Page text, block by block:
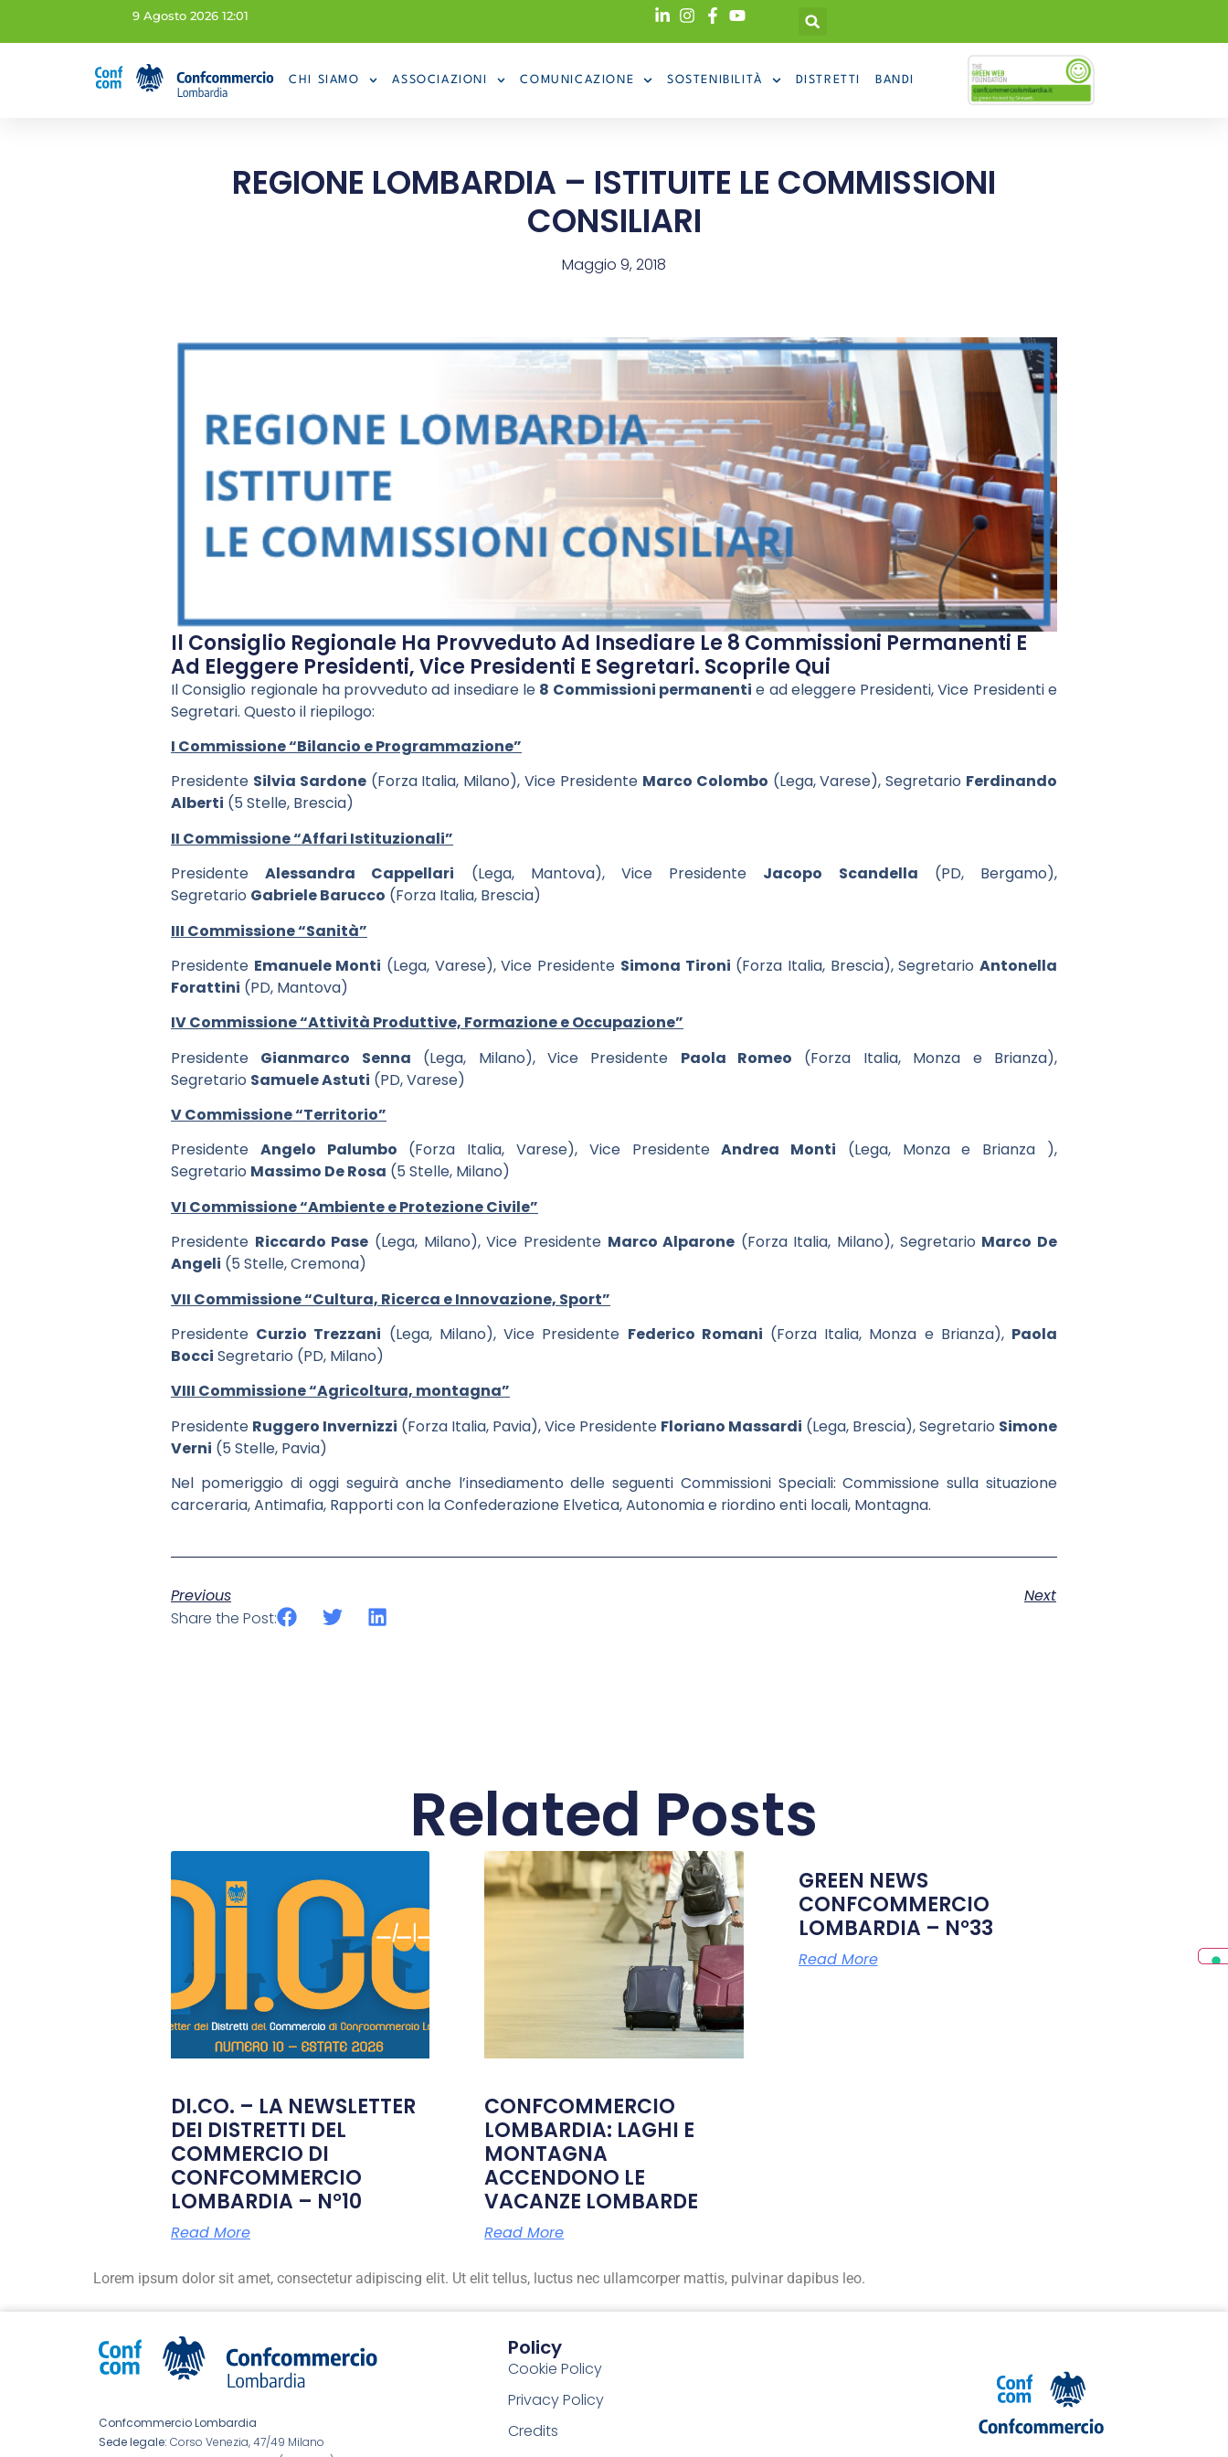
9 Agosto 2026 12:01
CHI SIAMO ASSOCIAZIONI COMUNICAZIONE SOSTENIBILITÀ DISTRETTI BANDI
REGIONE LOMBARDIA – ISTITUITE LE COMMISSIONI
CONSILIARI
Maggio 9, 2018
Il Consiglio Regionale Ha Provveduto Ad Insediare Le 8 Commissioni Permanenti E
Ad Eleggere Presidenti, Vice Presidenti E Segretari. Scoprile Qui
Il Consiglio regionale ha provveduto ad insediare le 8 Commissioni permanenti e ad eleggere Presidenti, Vice Presidenti e
Segretari. Questo il riepilogo:
I Commissione “Bilancio e Programmazione”
Presidente Silvia Sardone(Forza Italia, Milano), Vice Presidente Marco Colombo (Lega, Varese), Segretario Ferdinando
Alberti (5 Stelle, Brescia)
II Commissione “Affari Istituzionali”
PresidenteAlessandra Cappellari (Lega, Mantova), Vice Presidente Jacopo Scandella (PD, Bergamo),
Segretario Gabriele Barucco (Forza Italia, Brescia)
III Commissione “Sanità”
Presidente Emanuele Monti (Lega, Varese), Vice Presidente Simona Tironi (Forza Italia, Brescia), SegretarioAntonella
Forattini (PD, Mantova)
IV Commissione “Attività Produttive, Formazione e Occupazione”
Presidente Gianmarco Senna (Lega, Milano), Vice Presidente Paola Romeo (Forza Italia, Monza e Brianza),
Segretario Samuele Astuti (PD, Varese)
V Commissione “Territorio”
Presidente Angelo Palumbo (Forza Italia, Varese), Vice PresidenteAndrea Monti (Lega, Monza e Brianza ),
Segretario Massimo De Rosa (5 Stelle, Milano)
VI Commissione “Ambiente e Protezione Civile”
Presidente Riccardo Pase (Lega, Milano), Vice Presidente Marco Alparone (Forza Italia, Milano), Segretario Marco De
Angeli (5 Stelle, Cremona)
VII Commissione “Cultura, Ricerca e Innovazione, Sport”
Presidente Curzio Trezzani (Lega, Milano), Vice Presidente Federico Romani (Forza Italia, Monza e Brianza), Paola
Bocci Segretario (PD, Milano)
VIII Commissione “Agricoltura, montagna”
Presidente Ruggero Invernizzi (Forza Italia, Pavia), Vice Presidente Floriano Massardi (Lega, Brescia), Segretario Simone
Verni (5 Stelle, Pavia)
Nel pomeriggio di oggi seguirà anche l’insediamento delle seguenti Commissioni Speciali: Commissione sulla situazione
carceraria, Antimafia, Rapporti con la Confederazione Elvetica, Autonomia e riordino enti locali, Montagna.
Previous
Next
Share the Post:
Related Posts
DI.CO. – LA NEWSLETTER
DEI DISTRETTI DEL
COMMERCIO DI
CONFCOMMERCIO
LOMBARDIA – N°10
Read More
CONFCOMMERCIO
LOMBARDIA: LAGHI E
MONTAGNA
ACCENDONO LE
VACANZE LOMBARDE
Read More
GREEN NEWS
CONFCOMMERCIO
LOMBARDIA – N°33
Read More
Lorem ipsum dolor sit amet, consectetur adipiscing elit. Ut elit tellus, luctus nec ullamcorper mattis, pulvinar dapibus leo.
Confcommercio Lombardia
Sede legale: Corso Venezia, 47/49 Milano
Policy
Cookie Policy
Privacy Policy
Credits